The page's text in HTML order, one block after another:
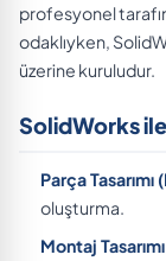
profesyonel
odaklıyken,
üzerine kuruludur.
SolidWorks
Parça
oluşturma.
Montaj